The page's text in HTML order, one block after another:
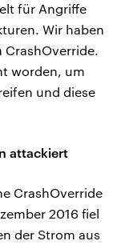
für Angriffe
Wir haben
CrashOverride.
worden, um
und diese
attackiert
CrashOverride
2016 fiel
der Strom aus